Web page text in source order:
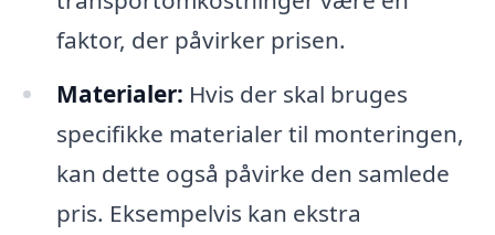
faktor, der påvirker prisen.
Materialer: Hvis der skal bruges
specifikke materialer til monteringen,
kan dette også påvirke den samlede
pris. Eksempelvis kan ekstra